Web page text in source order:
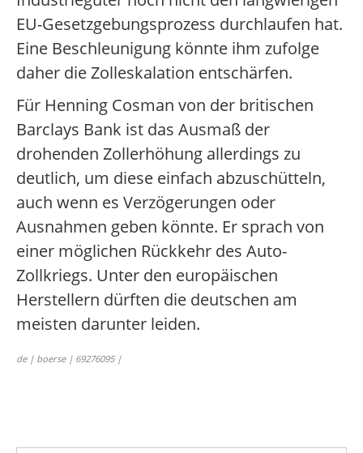
EU-Gesetzgebungsprozess durchlaufen hat.
Eine Beschleunigung könnte ihm zufolge
daher die Zolleskalation entschärfen.
Für Henning Cosman von der britischen
Barclays Bank ist das Ausmaß der
drohenden Zollerhöhung allerdings zu
deutlich, um diese einfach abzuschütteln,
auch wenn es Verzögerungen oder
Ausnahmen geben könnte. Er sprach von
einer möglichen Rückkehr des Auto-
Zollkriegs. Unter den europäischen
Herstellern dürften die deutschen am
meisten darunter leiden.
de | boerse | 69276095 |